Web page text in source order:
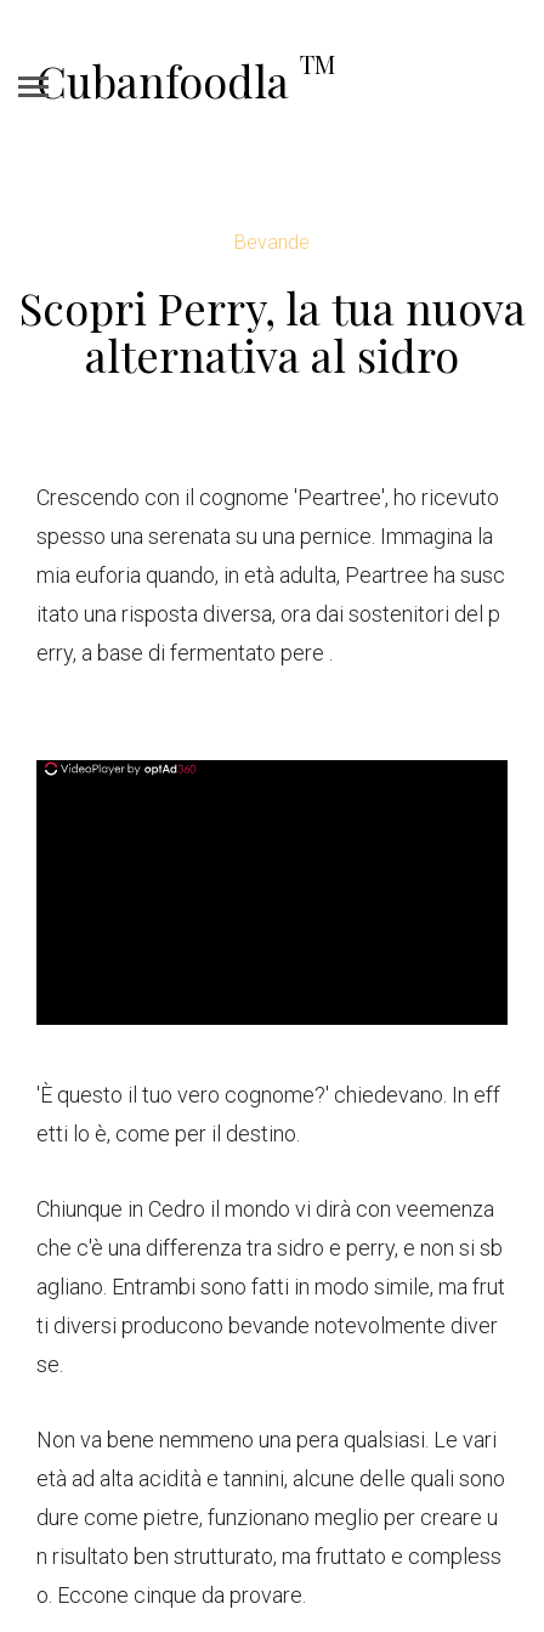
Cubanfoodla TM
Bevande
Scopri Perry, la tua nuova
alternativa al sidro
Crescendo con il cognome 'Peartree', ho ricevuto
spesso una serenata su una pernice. Immagina la
mia euforia quando, in età adulta, Peartree ha susc
itato una risposta diversa, ora dai sostenitori del p
erry, a base di fermentato pere .
'È questo il tuo vero cognome?' chiedevano. In eff
etti lo è, come per il destino.
Chiunque in Cedro il mondo vi dirà con veemenza
che c'è una differenza tra sidro e perry, e non si sb
agliano. Entrambi sono fatti in modo simile, ma frut
ti diversi producono bevande notevolmente diver
se.
Non va bene nemmeno una pera qualsiasi. Le vari
età ad alta acidità e tannini, alcune delle quali sono
dure come pietre, funzionano meglio per creare u
n risultato ben strutturato, ma fruttato e compless
o. Eccone cinque da provare.